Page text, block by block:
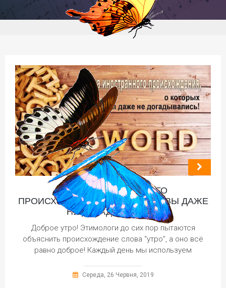
СЛОВА ИНОСТРАННОГО
ПРОИСХОЖДЕНИЯ, О КОТОРЫХ ВЫ ДАЖЕ
НЕ ДОГАДЫВАЛИСЬ!
Доброе утро! Этимологи до сих пор пытаются
объяснить происхождение слова “утро”, а оно всё
равно доброе! Каждый день мы используем
Середа, 26 Червня, 2019